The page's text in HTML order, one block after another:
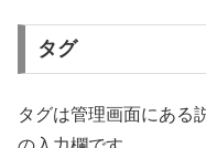
タグ
タグは管理画面にある